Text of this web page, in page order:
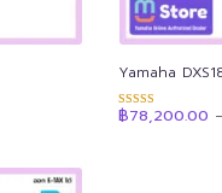
88,700.00
Yamaha
ให้คะแนน
฿78,200.00